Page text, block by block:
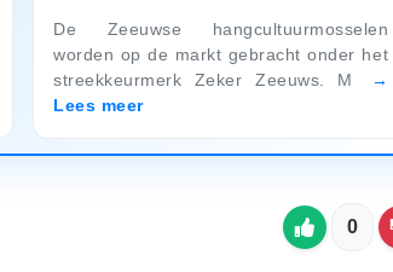
De Zeeuwse hangcultuurmosselen
worden op de markt gebracht onder het
streekkeurmerk Zeker Zeeuws. M
Lees meer
0